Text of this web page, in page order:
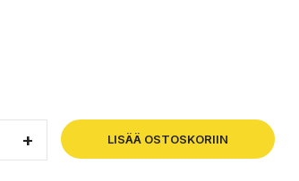
LISÄÄ OSTOSKORIIN